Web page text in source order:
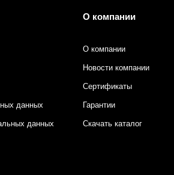
данных
данных
О компании
О компании
Новости компании
Сертификаты
Гарантии
Скачать каталог